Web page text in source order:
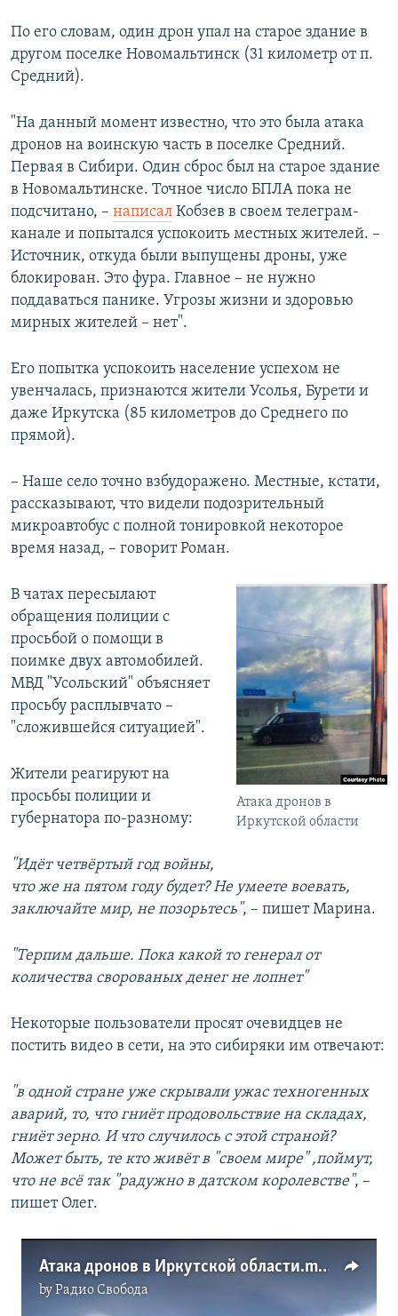
По его словам, один дрон упал на старое здание в
другом поселке Новомальтинск (31 километр от п.
Средний).
"На данный момент известно, что это была атака
дронов на воинскую часть в поселке Средний.
Первая в Сибири. Один сброс был на старое здание
в Новомальтинске. Точное число БПЛА пока не
подсчитано, – написал Кобзев в своем телеграм-
канале и попытался успокоить местных жителей. –
Источник, откуда были выпущены дроны, уже
блокирован. Это фура. Главное – не нужно
поддаваться панике. Угрозы жизни и здоровью
мирных жителей – нет".
Его попытка успокоить население успехом не
увенчалась, признаются жители Усолья, Бурети и
даже Иркутска (85 километров до Среднего по
прямой).
– Наше село точно взбудоражено. Местные, кстати,
рассказывают, что видели подозрительный
микроавтобус с полной тонировкой некоторое
время назад, – говорит Роман.
Атака дронов в
Иркутской области
В чатах пересылают
обращения полиции с
просьбой о помощи в
поимке двух автомобилей.
МВД "Усольский" объясняет
просьбу расплывчато –
"сложившейся ситуацией".
Жители реагируют на
просьбы полиции и
губернатора по-разному:
"Идёт четвёртый год войны,
что же на пятом году будет? Не умеете воевать,
заключайте мир, не позорьтесь", – пишет Марина.
"Терпим дальше. Пока какой то генерал от
количества сворованых денег не лопнет"
Некоторые пользователи просят очевидцев не
постить видео в сети, на это сибиряки им отвечают:
"в одной стране уже скрывали ужас техногенных
аварий, то, что гниёт продовольствие на складах,
гниёт зерно. И что случилось с этой страной?
Может быть, те кто живёт в "своем мире" ,поймут,
что не всё так "радужно в датском королевстве", –
пишет Олег.
Атака дронов в Иркутской области.mp4
byРадио Свобода